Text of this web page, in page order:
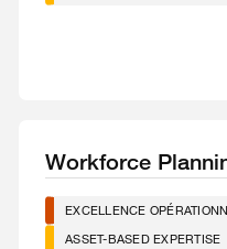
Workforce
EXCELLENCE
ASSET-BASED EXPERTISE